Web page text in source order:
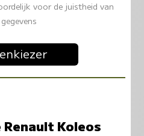
voor de juistheid van
Koleos